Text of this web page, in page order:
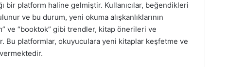
bir platform haline gelmiştir. Kullanıcılar, beğendikleri
ve bu durum, yeni okuma alışkanlıklarının
ve “booktok” gibi trendler, kitap önerileri ve
platformlar, okuyuculara yeni kitaplar keşfetme ve